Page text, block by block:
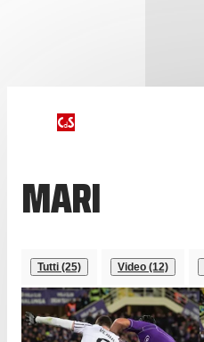
MARI
Tutti (25) Video (12)